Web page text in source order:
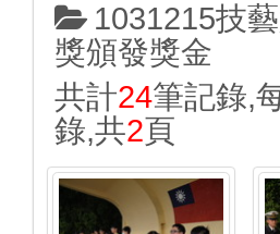
1031215技
獎頒發獎金
共計24筆記錄,
錄,共2頁